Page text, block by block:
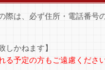
際は、必ず住所・電話番号
しかねます】
る予定の方もご遠慮くださ